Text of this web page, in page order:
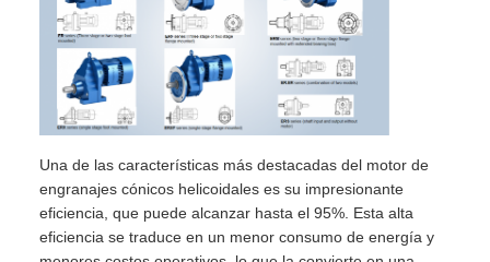
Una de las características más destacadas del motor de
engranajes cónicos helicoidales es su impresionante
eficiencia, que puede alcanzar hasta el 95%. Esta alta
eficiencia se traduce en un menor consumo de energía y